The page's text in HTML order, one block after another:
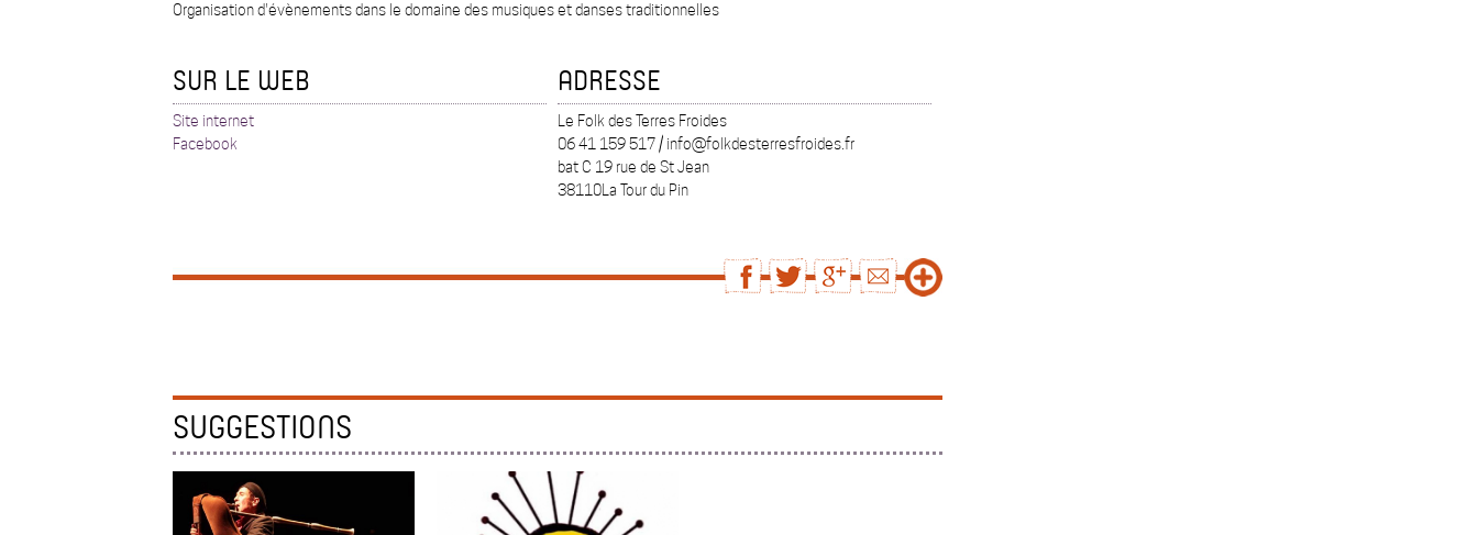
Organisation d'évènements dans le domaine des musiques et danses traditionnelles
SUR LE WEB
Site internet
Facebook
ADRESSE
Le Folk des Terres Froides
06 41 159 517 / info@folkdesterresfroides.fr
bat C 19 rue de St Jean
38110La Tour du Pin
SUGGESTIONS